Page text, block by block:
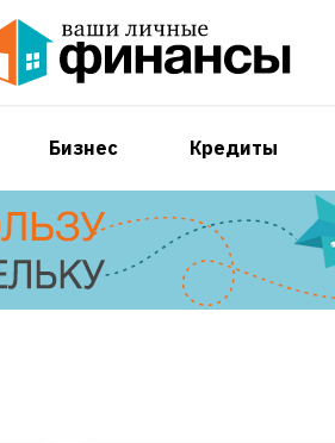
Бизнес Кредиты